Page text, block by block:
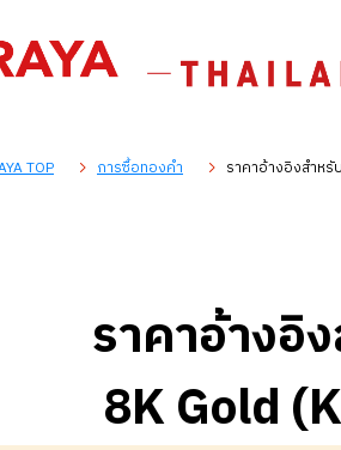
TOP การซื้อทองคำ ราคาอ้างอิงสำหรั
ราคาอ้างอิ
8K Gold